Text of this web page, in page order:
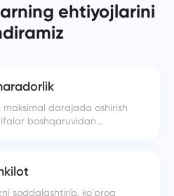
ehtiyojlarini
maksimal darajada oshirish
boshqaruvidan
soddalashtirib, ko'proq